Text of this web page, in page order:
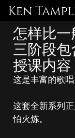
Skip
main
content
怎样比
三阶段
授课内容
这是丰富的歌唱
这套全新系列
怕火炼。